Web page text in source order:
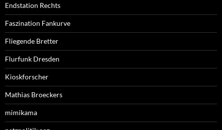
Endstation Rechts
Faszination Fankurve
Fliegende Bretter
Flurfunk Dresden
Kioskforscher
Mathias Broeckers
mimikama